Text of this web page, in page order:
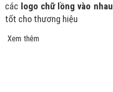
các logo chữ lồng vào nhau
tốt cho thương hiệu
Xem thêm